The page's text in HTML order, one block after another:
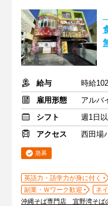
給与
時給
雇用形態
アルバ
シフト
週1日
アクセス
西田場
急募
英語力・語学力が身に付く
副業・Ｗワーク歓迎
ネ
沖縄そば専門店 宜野湾そば